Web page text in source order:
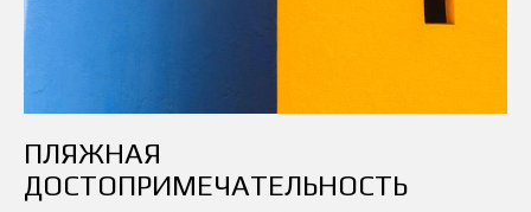
ПЛЯЖНАЯ
ДОСТОПРИМЕЧАТЕЛЬНОСТЬ